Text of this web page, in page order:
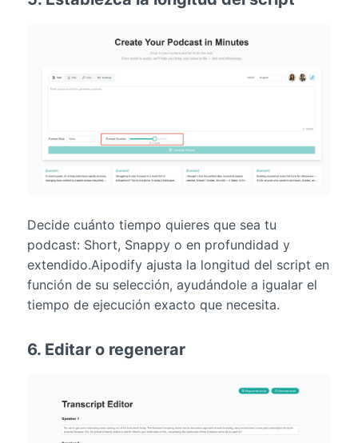
Decide cuánto tiempo quieres que sea tu
podcast: Short, Snappy o en profundidad y
extendido.Aipodify ajusta la longitud del script en
función de su selección, ayudándole a igualar el
tiempo de ejecución exacto que necesita.
6. Editar o regenerar